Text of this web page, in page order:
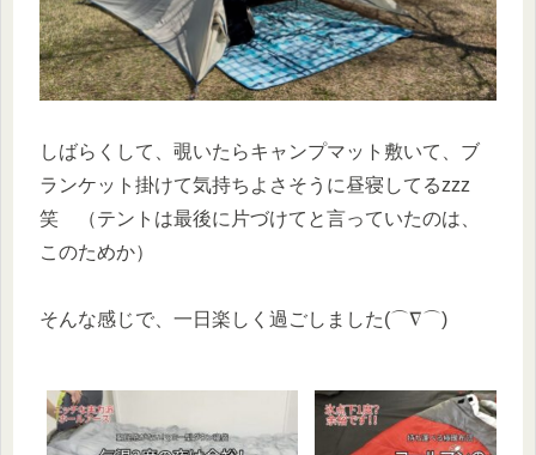
しばらくして、覗いたらキャンプマット敷いて、ブ
ランケット掛けて気持ちよさそうに昼寝してるzzz
笑 （テントは最後に片づけてと言っていたのは、
このためか）
そんな感じで、一日楽しく過ごしました(⌒∇⌒)